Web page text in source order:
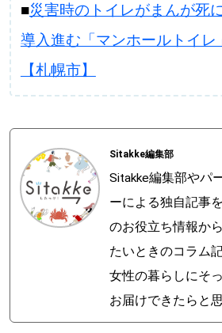
■災害時のトイレがまんが死
導入進む「マンホールトイレ
【札幌市】
Sitakke編集部
Sitakke編集部やパ
ーによる独自記事
のお役立ち情報か
たいときのコラム
女性の暮らしにそ
お届けできたらと